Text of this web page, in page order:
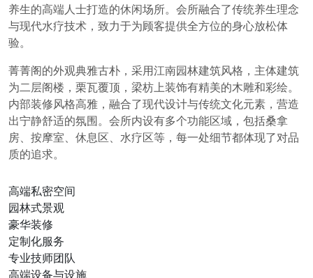
养生的高端人士打造的休闲场所。会所融合了传统养生理念
与现代水疗技术，致力于为顾客提供全方位的身心放松体
验。
菁菁阁的外观典雅古朴，采用江南园林建筑风格，主体建筑
为二层阁楼，栗瓦覆顶，梁枋上装饰有精美的木雕和彩绘。
内部装修风格高雅，融合了现代设计与传统文化元素，营造
出宁静舒适的氛围。会所内设有多个功能区域，包括桑拿
房、按摩室、休息区、水疗区等，每一处细节都体现了对品
质的追求。
高端私密空间
园林式景观
豪华装修
定制化服务
专业技师团队
高端设备与设施